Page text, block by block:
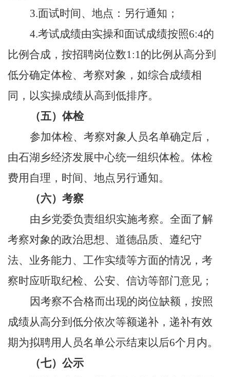
3.面试时间、地点：另行通知 ；
4.考试成绩由实操和面试成绩按照6:4的
比例合成，按招聘岗位数1:1的比例从高分到
低分确定体检、考察对象，如综合成绩相
同， 以实操成绩从高到低排序。
（五）体检
参加体检、考察对象人员名单确定后，
由石湖乡经济发展中心统一组织体检。 体检
费用自理，时间、地点另行通知。
（六）考察
由乡党委负责组织实施考察。全面了解
考察对象的政治思想、道德品质、遵纪守
法、业务能力、工作实绩等方面的情况 ， 考
察时应听取纪检、公安、信访等部门意见 ；
因考察不合格而出现的岗位缺额，按照
成绩从高分到低分依次等额递补 ，递补有效
期为拟聘用人员名单公示结束以后6个月内。
（七）公示